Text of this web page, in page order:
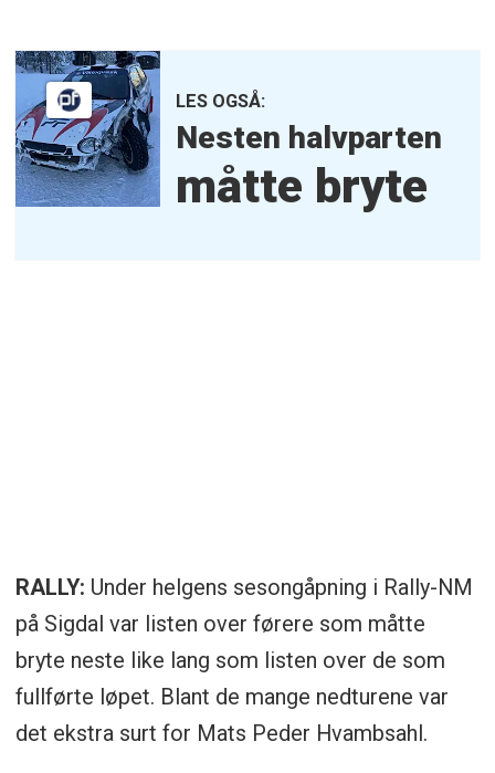
LES OGSÅ:
Nesten halvparten
måtte bryte
RALLY: Under helgens sesongåpning i Rally-NM
på Sigdal var listen over førere som måtte
bryte neste like lang som listen over de som
fullførte løpet. Blant de mange nedturene var
det ekstra surt for Mats Peder Hvambsahl.